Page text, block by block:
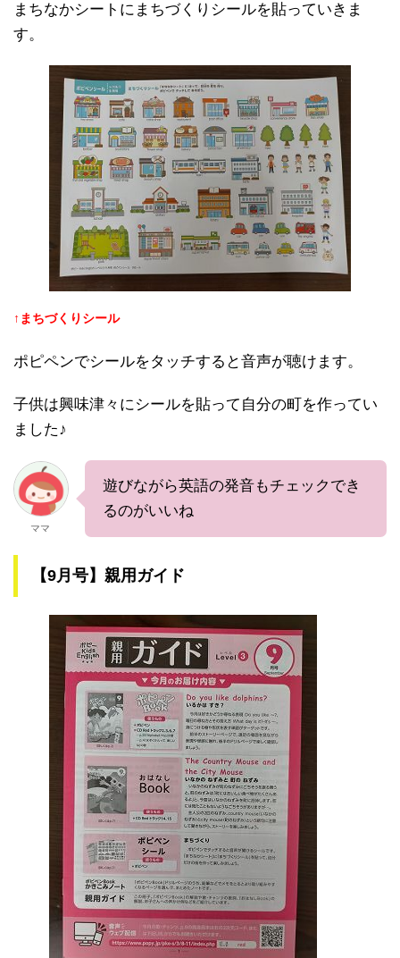
まちなかシートにまちづくりシールを貼っていきま
す。
↑まちづくりシール
ポピペンでシールをタッチすると音声が聴けます。
子供は興味津々にシールを貼って自分の町を作ってい
ました♪
ママ
遊びながら英語の発音もチェックでき
るのがいいね
【9月号】親用ガイド